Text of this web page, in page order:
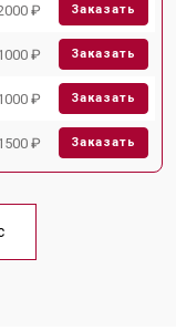
₽ Заказать
₽ Заказать
₽ Заказать
₽ Заказать